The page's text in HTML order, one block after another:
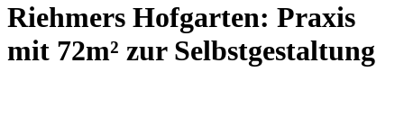
Riehmers Hofgarten: Praxis
mit 72m² zur Selbstgestaltung